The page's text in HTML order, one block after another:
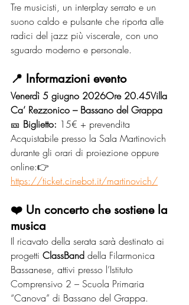
Tre musicisti, un interplay serrato e un
suono caldo e pulsante che riporta alle
radici del jazz più viscerale, con uno
sguardo moderno e personale.
📍 Informazioni evento
Venerdì 5 giugno 2026Ore 20.45Villa
Ca’ Rezzonico – Bassano del Grappa
🎫 Biglietto: 15€ + prevendita
Acquistabile presso la Sala Martinovich
durante gli orari di proiezione oppure
online:👉
https://ticket.cinebot.it/martinovich/
❤️ Un concerto che sostiene la
musica
Il ricavato della serata sarà destinato ai
progetti ClassBand della Filarmonica
Bassanese, attivi presso l’Istituto
Comprensivo 2 – Scuola Primaria
“Canova” di Bassano del Grappa.